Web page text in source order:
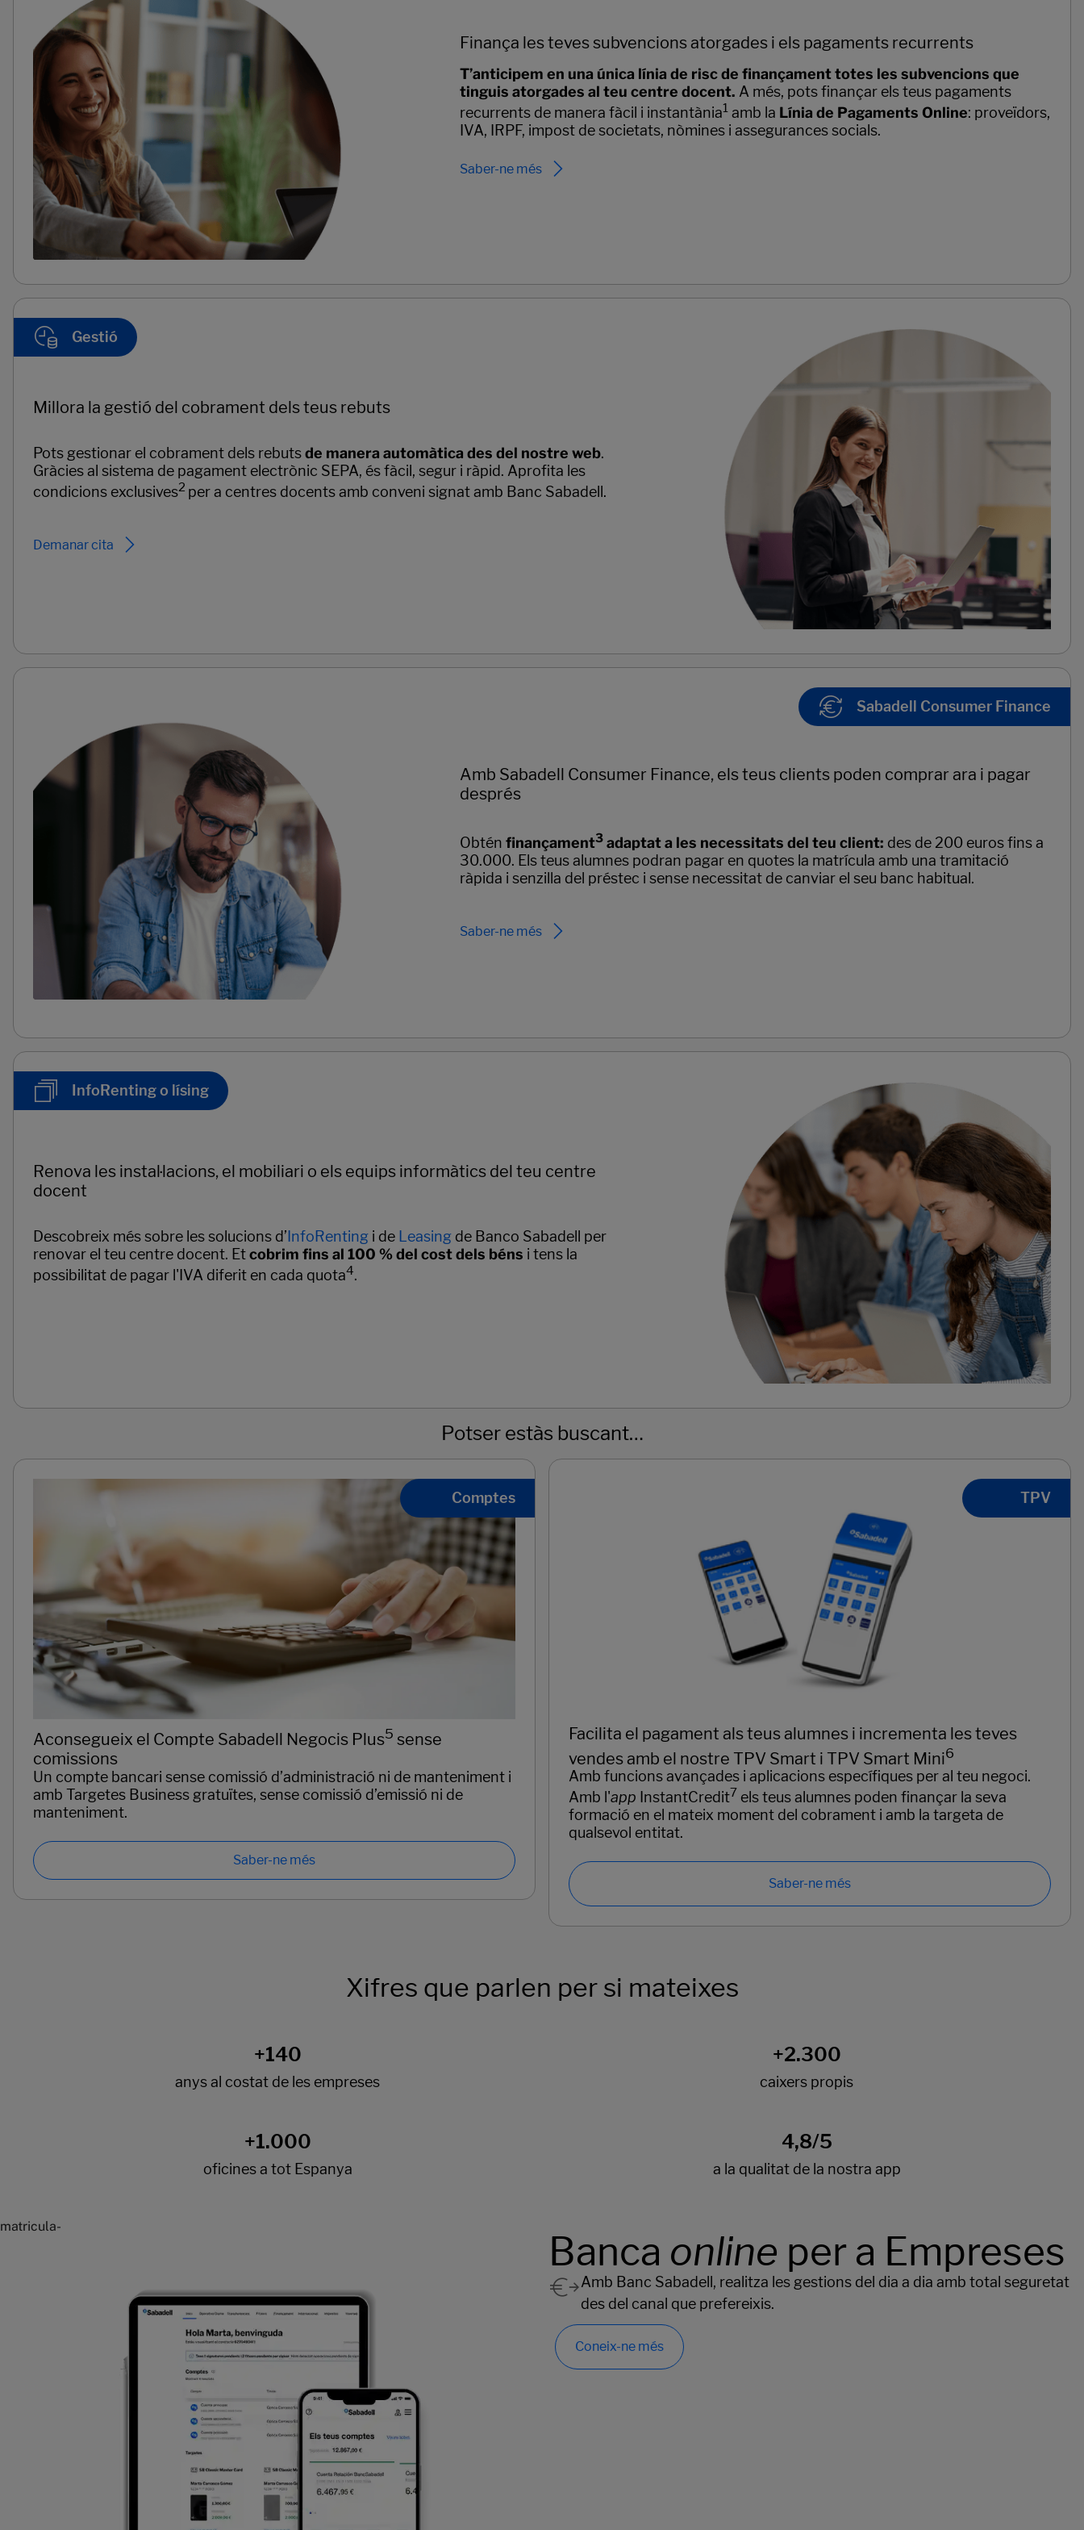
Finança les teves subvencions atorgades i els pagaments recurrents
T’anticipem en una única línia de risc de finançament totes les subvencions que
tinguis atorgades al teu centre docent. A més, pots finançar els teus pagaments
recurrents de manera fàcil i instantània1amb la Línia de Pagaments Online: proveïdors,
IVA, IRPF, impost de societats, nòmines i assegurances socials.
Saber-ne més
Gestió
Millora la gestió del cobrament dels teus rebuts
Pots gestionar el cobrament dels rebutsde manera automàtica des del nostre web.
Gràcies al sistema de pagament electrònic SEPA, és fàcil, segur i ràpid. Aprofita les
condicions exclusives2 per a centres docents amb conveni signat amb Banc Sabadell.
Demanar cita
Sabadell Consumer Finance
Amb Sabadell Consumer Finance, els teus clients poden comprar ara i pagar
després
Obtén finançament3adaptat a les necessitats del teu client: des de 200 euros fins a
30.000. Els teus alumnes podran pagar en quotes la matrícula amb una tramitació
ràpida i senzilla del préstec i sense necessitat de canviar el seu banc habitual.
Saber-ne més
InfoRenting o lísing
Renova les instal·lacions, el mobiliari o els equips informàtics del teu centre
docent
Descobreix més sobre les solucions d’InfoRenting i de Leasing de Banco Sabadell per
renovar el teu centre docent. Etcobrim fins al 100 % del cost dels béns i tens la
possibilitat de pagar l'IVA diferit en cada quota4.
Potser estàs buscant…
Comptes
Aconsegueix el Compte Sabadell Negocis Plus5 sense
comissions
Un compte bancari sense comissió d’administració ni de manteniment i
amb Targetes Business gratuïtes, sense comissió d’emissió ni de
manteniment.
Saber-ne més
TPV
Facilita el pagament als teus alumnes i incrementa les teves
vendes amb el nostre TPV Smart i TPV Smart Mini6
Amb funcions avançades i aplicacions específiques per al teu negoci.
Amb l'app InstantCredit7 els teus alumnes poden finançar la seva
formació en el mateix moment del cobrament i amb la targeta de
qualsevol entitat.
Saber-ne més
Xifres que parlen per si mateixes
matricula-
Banca online per a Empreses
Amb Banc Sabadell, realitza les gestions del dia a dia amb total seguretat
des del canal que prefereixis.
Coneix-ne més